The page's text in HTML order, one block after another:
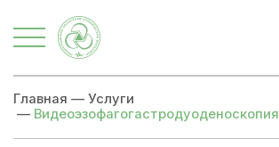
Главная — Услуги
— Видеоэзофагогастродуоденоскопия